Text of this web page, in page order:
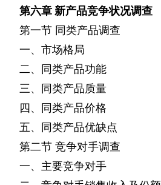
第六章 新产品竞争状况调查
第一节 同类产品调查
一、市场格局
二、同类产品功能
三、同类产品质量
四、同类产品价格
五、同类产品优缺点
第二节 竞争对手调查
一、主要竞争对手